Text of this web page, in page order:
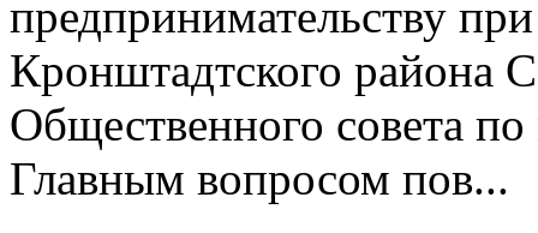
предпринимательству
Кронштадтского района
Общественного совета
Главным вопросом пов...